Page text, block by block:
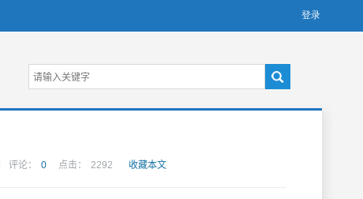
评论： 0 点击： 2292 收藏本文